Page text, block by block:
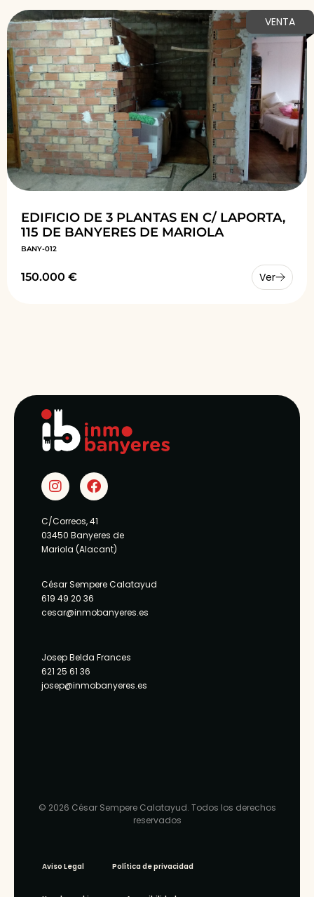
VENTA
EDIFICIO DE 3 PLANTAS EN C/ LAPORTA,
115 DE BANYERES DE MARIOLA
BANY-012
150.000 € Ver
C/Correos, 41
03450 Banyeres de
Mariola (Alacant)
César Sempere Calatayud
619 49 20 36
cesar@inmobanyeres.es
Josep Belda Frances
621 25 61 36
josep@inmobanyeres.es
© 2026 César Sempere Calatayud. Todos los derechos
reservados
Aviso Legal Política de privacidad